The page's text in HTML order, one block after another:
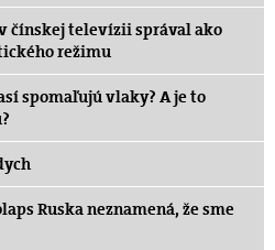
čínskej televízii správal ako
režimu
spomaľujú vlaky? A je to
Ruska neznamená, že sme